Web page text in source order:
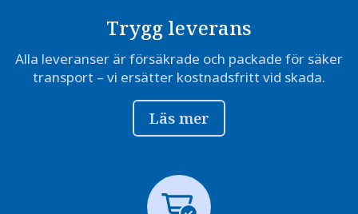
Trygg leverans
Alla leveranser är försäkrade och packade för säker
transport – vi ersätter kostnadsfritt vid skada.
Läs mer